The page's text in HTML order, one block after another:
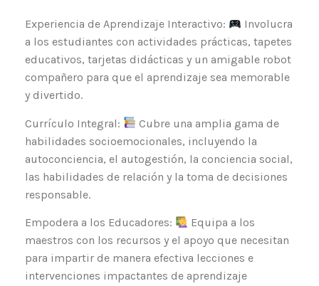
Experiencia de Aprendizaje Interactivo:
Involucra
a los estudiantes con actividades prácticas, tapetes
educativos, tarjetas didácticas y un amigable robot
compañero para que el aprendizaje sea memorable
y divertido.
Currículo Integral:
Cubre una amplia gama de
habilidades socioemocionales, incluyendo la
autoconciencia, el autogestión, la conciencia social,
las habilidades de relación y la toma de decisiones
responsable.
Empodera a los Educadores:
Equipa a los
maestros con los recursos y el apoyo que necesitan
para impartir de manera efectiva lecciones e
intervenciones impactantes de aprendizaje